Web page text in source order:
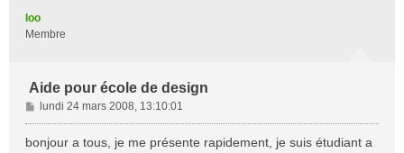
loo
Membre
Aide pour école de design
M
e
s
lundi 24 mars 2008, 13:10:01
bonjour a tous, je me présente rapidement, je suis étudiant a